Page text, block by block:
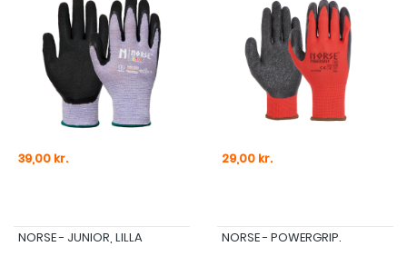
Pris
39,00 kr.
NORSE - JUNIOR, LILLA
Pris
29,00 kr.
NORSE - POWERGRIP.